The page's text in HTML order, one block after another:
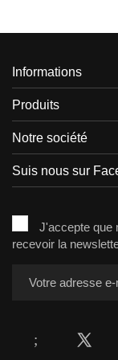
Informations
Produits
Notre société
Suis nous sur
J'accepte que
recevoir la
Facebook